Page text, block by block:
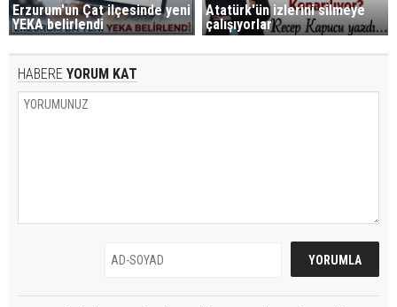
Erzurum'un Çat ilçesinde yeni
YEKA belirlendi
Atatürk'ün izlerini silmeye
çalışıyorlar
HABERE YORUM KAT